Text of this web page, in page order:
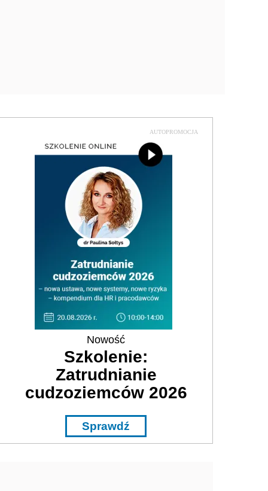
AUTOPROMOCJA
Nowość
Szkolenie:
Zatrudnianie
cudzoziemców 2026
Sprawdź